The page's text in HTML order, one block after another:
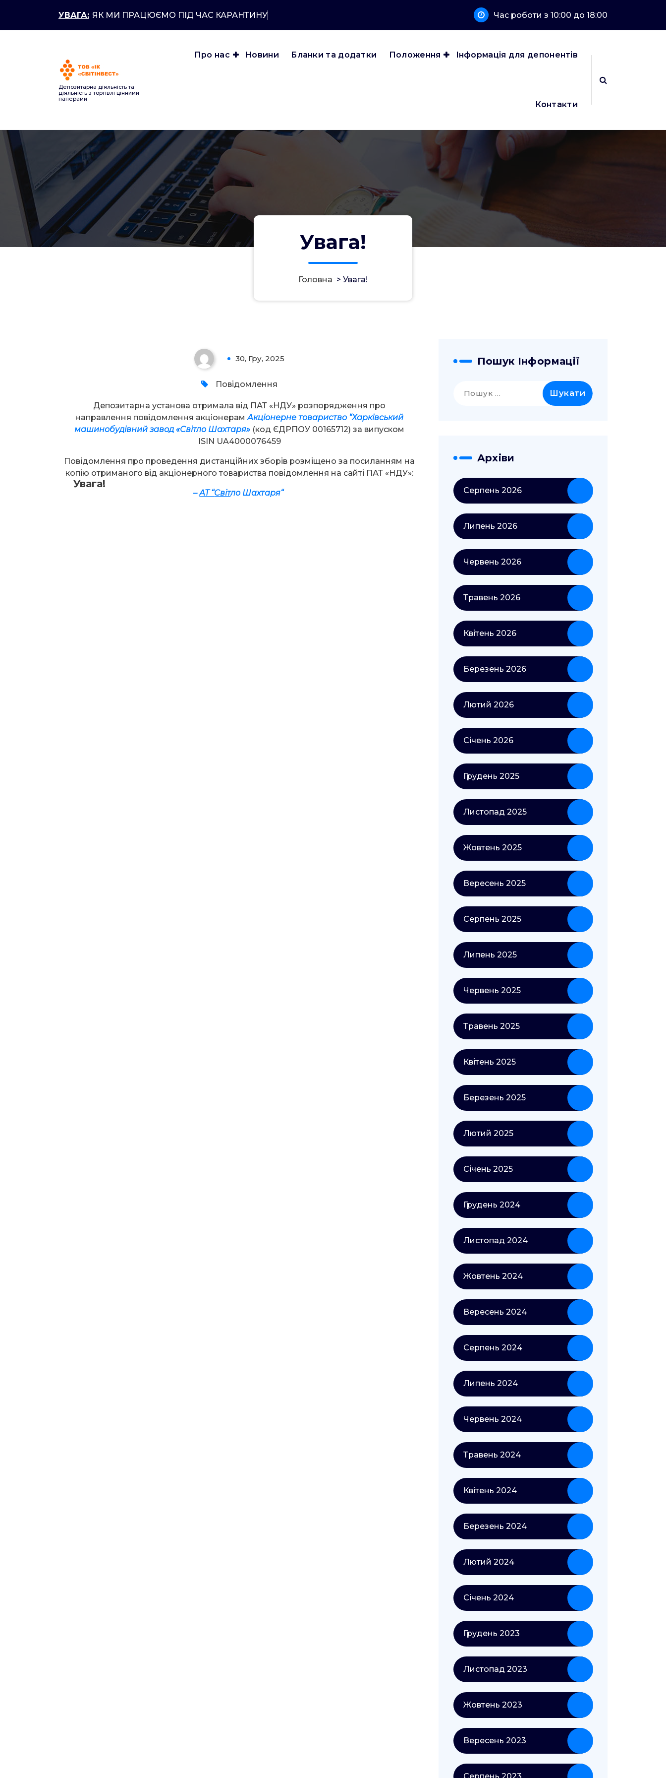
контенту
УВАГА: ЯК МИ ПРАЦЮЄМО ПІД ЧАС КАРАНТИНУ? Час роботи з 10:00 до 18:00
Депозитарна діяльність та
діяльність з торгівлі цінними
паперами
Про нас Новини Бланки та додатки Положення Інформація для депонентів
Контакти
Увага!
Головна > Увага!
30, Гру, 2025
Повідомлення
Увага!
Депозитарна установа отримала від ПАТ «НДУ» розпорядження про
направлення повідомлення акціонерамАкціонерне товариство “Харківський
машинобудівний завод«Світло Шахтаря» (код ЄДРПОУ 00165712) за випуском
ISIN UA4000076459
Повідомлення про проведення дистанційних зборів розміщено за посиланням на
копію отриманого від акціонерного товариства повідомлення на сайті ПАТ «НДУ»:
–АТ “Світло Шахтаря“
Пошук Інформації
Архіви
Серпень 2026
Липень 2026
Червень 2026
Травень 2026
Квітень 2026
Березень 2026
Лютий 2026
Січень 2026
Грудень 2025
Листопад 2025
Жовтень 2025
Вересень 2025
Серпень 2025
Липень 2025
Червень 2025
Травень 2025
Квітень 2025
Березень 2025
Лютий 2025
Січень 2025
Грудень 2024
Листопад 2024
Жовтень 2024
Вересень 2024
Серпень 2024
Липень 2024
Червень 2024
Травень 2024
Квітень 2024
Березень 2024
Лютий 2024
Січень 2024
Грудень 2023
Листопад 2023
Жовтень 2023
Вересень 2023